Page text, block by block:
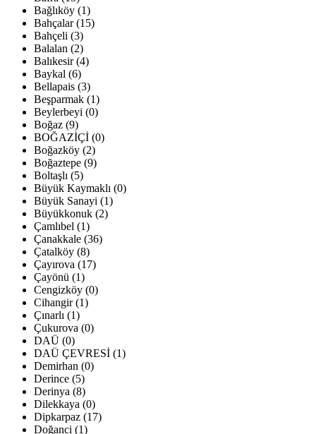
Bağlıköy (1)
Bahçalar (15)
Bahçeli (3)
Balalan (2)
Balıkesir (4)
Baykal (6)
Bellapais (3)
Beşparmak (1)
Beylerbeyi (0)
Boğaz (9)
BOĞAZİÇİ (0)
Boğazköy (2)
Boğaztepe (9)
Boltaşlı (5)
Büyük Kaymaklı (0)
Büyük Sanayi (1)
Büyükkonuk (2)
Çamlıbel (1)
Çanakkale (36)
Çatalköy (8)
Çayırova (17)
Çayönü (1)
Cengizköy (0)
Cihangir (1)
Çınarlı (1)
Çukurova (0)
DAÜ (0)
DAÜ ÇEVRESİ (1)
Demirhan (0)
Derince (5)
Derinya (8)
Dilekkaya (0)
Dipkarpaz (17)
Doğanci (1)